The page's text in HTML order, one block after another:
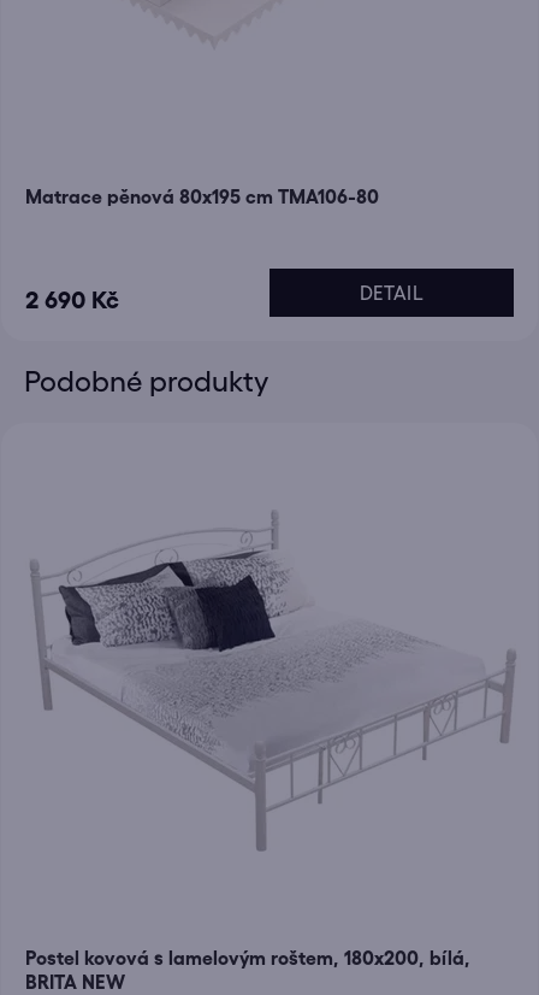
Matrace pěnová 80x195 cm TMA106-80
2 690 Kč DETAIL
Podobné produkty
Postel kovová s lamelovým roštem, 180x200, bílá,
BRITA NEW